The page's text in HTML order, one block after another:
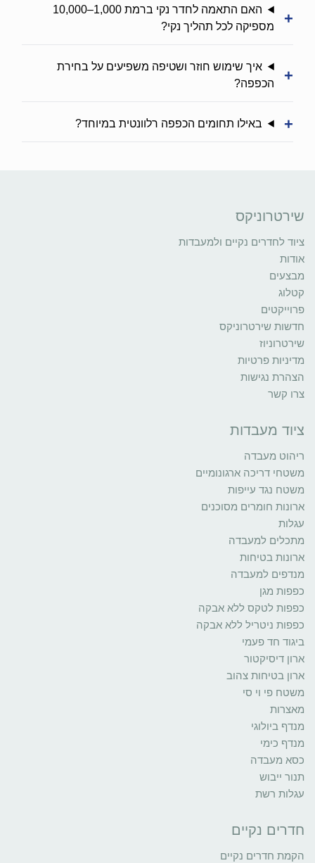
+
האם התאמה לחדר נקי ברמת 1,000–10,000
מספיקה לכל תהליך נקי?
+
איך שימוש חוזר ושטיפה משפיעים על בחירת
הכפפה?
+ באילו תחומים הכפפה רלוונטית במיוחד?
שירטרוניקס
ציוד לחדרים נקיים ולמעבדות
אודות
מבצעים
קטלוג
פרוייקטים
חדשות שירטרוניקס
שירטרוניוז
מדיניות פרטיות
הצהרת נגישות
צרו קשר
ציוד מעבדות
ריהוט מעבדה
משטחי דריכה ארגונומיים
משטח נגד עייפות
ארונות חומרים מסוכנים
עגלות
מתכלים למעבדה
ארונות בטיחות
מנדפים למעבדה
כפפות מגן
כפפות לטקס ללא אבקה
כפפות ניטריל ללא אבקה
ביגוד חד פעמי
ארון דיסיקטור
ארון בטיחות צהוב
משטח פי וי סי
מאצרות
מנדף ביולוגי
מנדף כימי
כסא מעבדה
תנור ייבוש
עגלות רשת
חדרים נקיים
הקמת חדרים נקיים